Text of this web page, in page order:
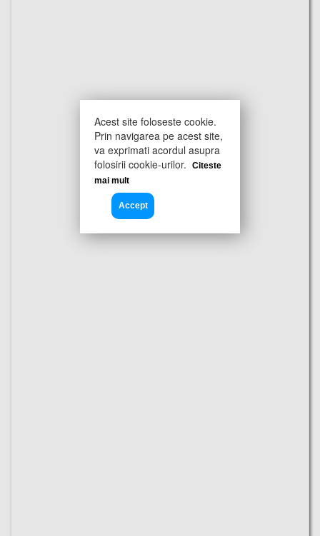
Acest site foloseste cookie.
Prin navigarea pe acest site,
va exprimati acordul asupra
folosirii cookie-urilor.
Citeste
mai mult
Accept